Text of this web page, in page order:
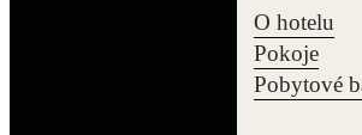
O hotelu
Pokoje
Pobytové